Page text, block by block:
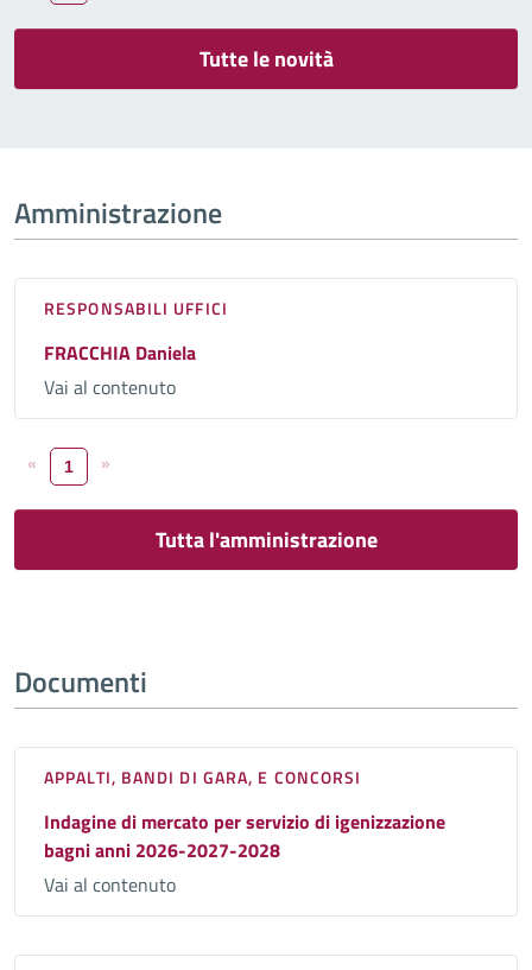
Tutte le novità
Amministrazione
RESPONSABILI UFFICI
FRACCHIA Daniela
Vai al contenuto
« 1 »
Tutta l'amministrazione
Documenti
APPALTI, BANDI DI GARA, E CONCORSI
Indagine di mercato per servizio di igenizzazione
bagni anni 2026-2027-2028
Vai al contenuto